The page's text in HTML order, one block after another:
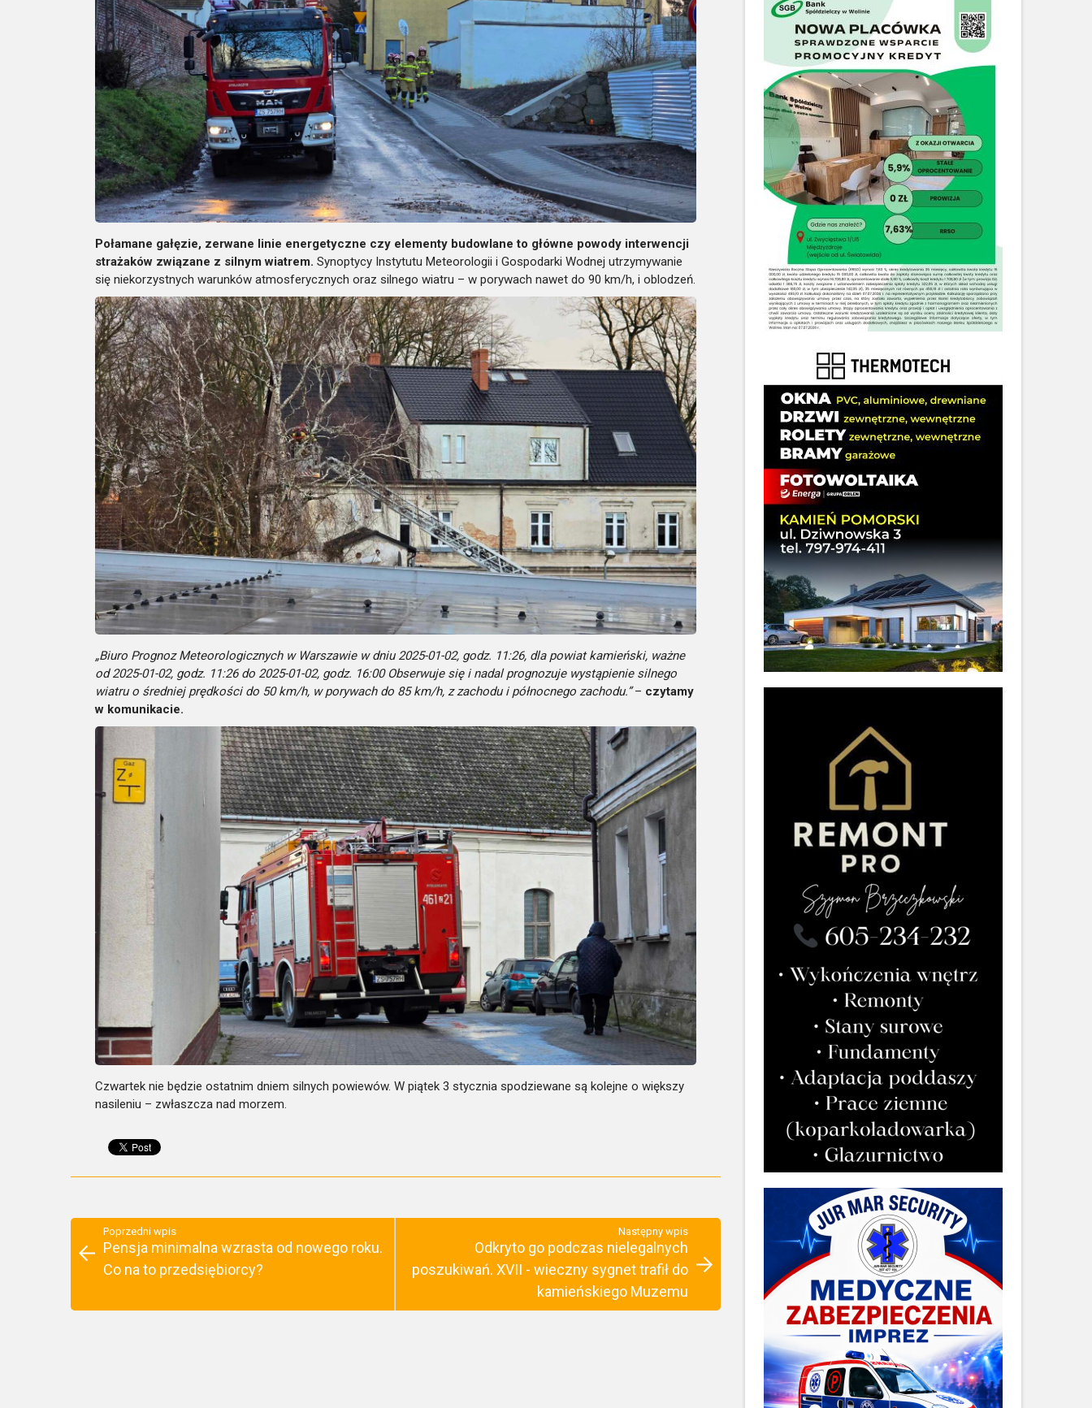
Połamane gałęzie, zerwane linie energetyczne czy elementy budowlane to główne powody interwencji
strażaków związane z silnym wiatrem. Synoptycy Instytutu Meteorologii i Gospodarki Wodnej utrzymywanie
się niekorzystnych warunków atmosferycznych oraz silnego wiatru – w porywach nawet do 90 km/h, i oblodzeń.
„Biuro Prognoz Meteorologicznych w Warszawie w dniu 2025-01-02, godz. 11:26, dla powiat kamieński, ważne
od 2025-01-02, godz. 11:26 do 2025-01-02, godz. 16:00 Obserwuje się i nadal prognozuje wystąpienie silnego
wiatru o średniej prędkości do 50 km/h, w porywach do 85 km/h, z zachodu i północnego zachodu.”– czytamy
w komunikacie.
Czwartek nie będzie ostatnim dniem silnych powiewów. W piątek 3 stycznia spodziewane są kolejne o większy
nasileniu – zwłaszcza nad morzem.
Poprzedni wpis
Pensja minimalna wzrasta od nowego roku.
Co na to przedsiębiorcy?
Następny wpis
Odkryto go podczas nielegalnych
poszukiwań. XVII - wieczny sygnet trafił do
kamieńskiego Muzemu